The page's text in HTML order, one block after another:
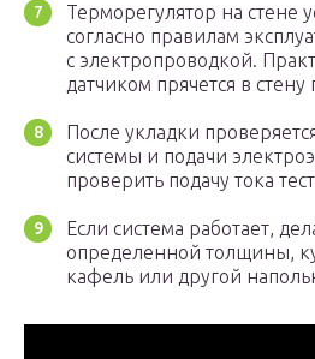
Терморегулятор на стене
согласно правилам
с электропроводкой.
датчиком прячется в
После укладки
системы и подачи
проверить подачу тока
Если система работает,
определенной толщины,
кафель или другой